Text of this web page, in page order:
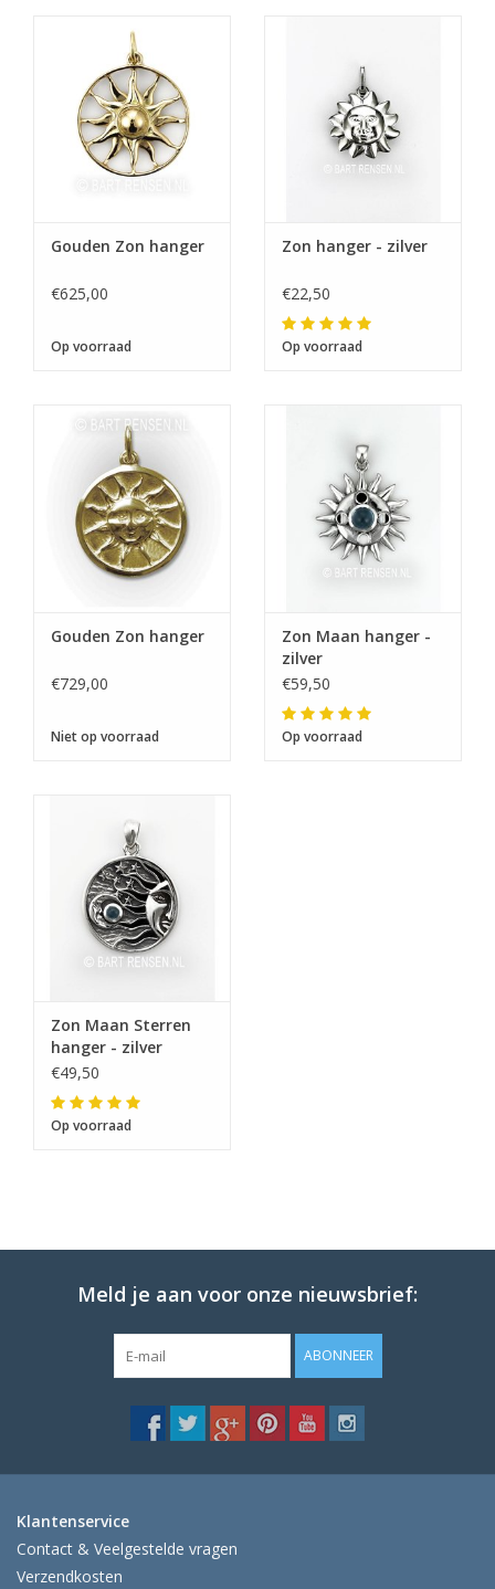
Gouden Zon hanger
€625,00
Op voorraad
Zon hanger - zilver
€22,50
Op voorraad
Gouden Zon hanger
€729,00
Niet op voorraad
Zon Maan hanger -
zilver
€59,50
Op voorraad
Zon Maan Sterren
hanger - zilver
€49,50
Op voorraad
Meld je aan voor onze nieuwsbrief:
ABONNEER
Klantenservice
Contact & Veelgestelde vragen
Verzendkosten